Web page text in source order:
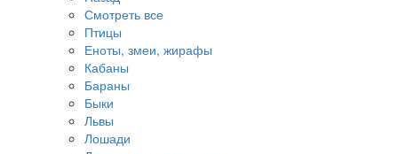
Смотреть все
Птицы
Еноты, змеи, жирафы
Кабаны
Бараны
Быки
Львы
Лошади